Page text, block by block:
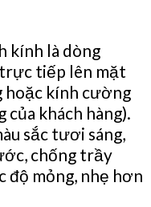
kính là dòng
tiếp lên mặt
hoặc kính cường
của khách hàng).
sắc tươi sáng,
chống trầy
độ mỏng, nhẹ hơn